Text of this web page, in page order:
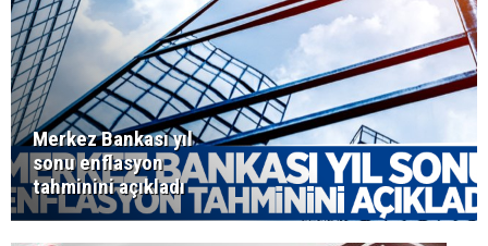
Merkez Bankası yıl
sonu enflasyon
tahminini açıkladı